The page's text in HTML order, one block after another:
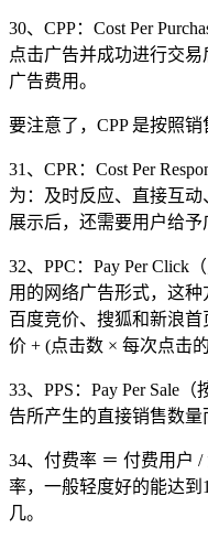
30、CPP：Cost Per
点击广告并成功进行交
广告费用。
要注意了，CPP 是按照
31、CPR：Cost Per
为：及时反应、直接互
展示后，还需要用户给予
32、PPC：Pay Per Click
用的网络广告形式，这
百度竞价、搜狐和新浪首
价 + (点击数 × 每次点击
33、PPS：Pay Per Sale
告所产生的直接销售数量
34、付费率 ＝ 付费用户
率，一般轻度好的能达
几。